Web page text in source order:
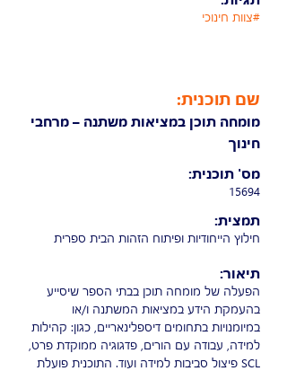
#צוות חינוכי
שם תוכנית:
מומחה תוכן במציאות משתנה – מרחבי
חינוך
15694
חילוץ הייחודיות ופיתוח הזהות הבית ספרית
הפעלה של מומחה תוכן בבתי הספר שיסייע
בהעמקת הידע במציאות המשתנה ו/או
במיומנויות בתחומים דיספלינאריים, כגון: קהילות
למידה, עבודה עם הורים, פדגוגיה ממוקדת פרט,
SCL פיצול סביבות למידה ועוד. התוכנית פועלת
מס' תוכנית:
תמצית:
תיאור: